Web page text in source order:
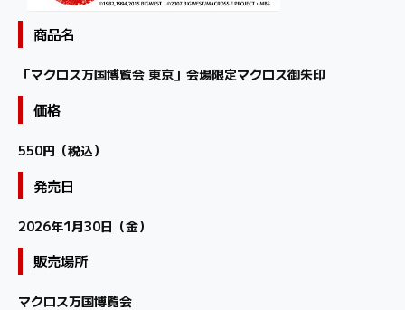
商品名
「マクロス万国博覧会 東京」会場限定マクロス御朱印
価格
550円（税込）
発売日
2026年1月30日（金）
販売場所
マクロス万国博覧会